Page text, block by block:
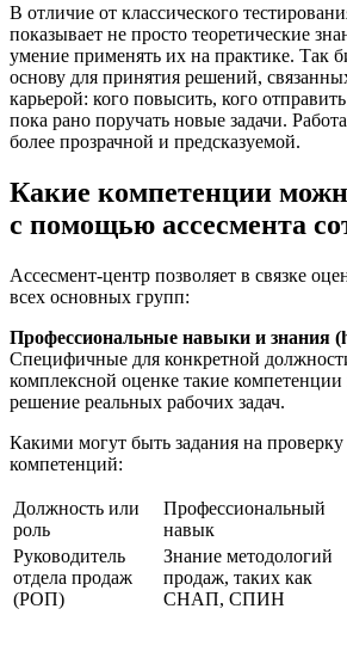
В отличие от классического
показывает не просто теоретические
умение применять их на практике. Так
основу для принятия решений,
карьерой: кого повысить, кого
пока рано поручать новые задачи.
более прозрачной и предсказуемой.
Какие компетенции
с помощью ассесмента
Ассесмент-центр позволяет в связке
всех основных групп:
Профессиональные навыки и знания
Специфичные для конкретной
комплексной оценке такие компетенции
решение реальных рабочих задач.
Какими могут быть задания на
компетенций:
Должность или
роль
Профессиональный
навык
Руководитель
отдела продаж
(РОП)
Знание методологий
продаж, таких как
СНАП, СПИН